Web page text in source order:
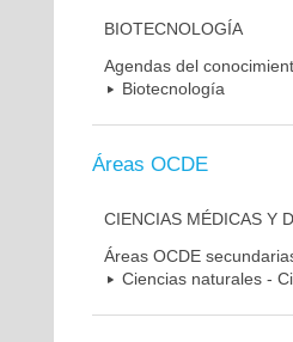
BIOTECNOLOGÍA
Agendas del
Biotecnología
Áreas OCDE
CIENCIAS MÉDICAS Y
Áreas OCDE
Ciencias naturales -